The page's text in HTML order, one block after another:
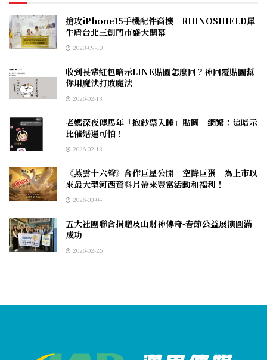
搶攻iPhone15手機配件商機 RHINOSHIELD犀
牛盾台北三創門市盛大開幕
2023-09-10
收到長輩紅包暗示LINE貼圖怎麼回？神回覆貼圖幫
你用魔法打敗魔法
2026-02-13
老媽深夜傳馬年「抱鈔票入睡」貼圖 網驚：這暗示
比催婚還可怕！
2026-02-13
《燕雲十六聲》合作巨星公開 空降巨蛋 為上市以
來最大型河西資料片帶來豐富活動和福利！
2026-03-04
五大社團聯合捐贈及山財神傳奇-春節公益展演圓滿
成功
2026-02-25